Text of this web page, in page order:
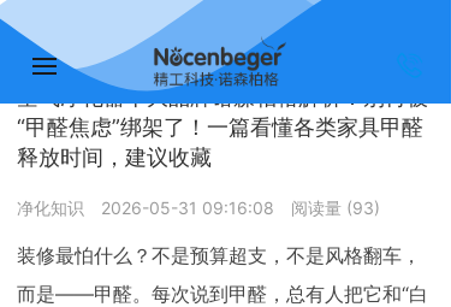
您的位置： 首页 >>净化知识
空气净化器十大品牌诺森柏格解析：别再被
“甲醛焦虑”绑架了！一篇看懂各类家具甲醛
释放时间，建议收藏
净化知识 2026-05-31 09:16:08 阅读量 (93)
装修最怕什么？不是预算超支，不是风格翻车，
而是——甲醛。每次说到甲醛，总有人把它和“白